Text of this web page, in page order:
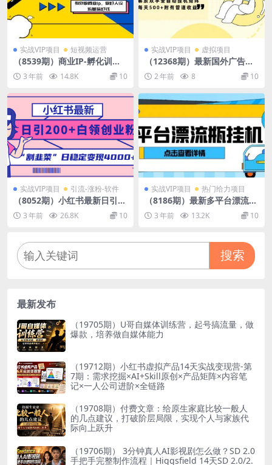
实战VIP项目 短视频运营
（8539期）商业IP-孵化训练
营新版，教你做商业Ip，做好
人设，流量搞好钱
3 年前 14.8K 10
实战VIP项目 虚拟项目
（12368期）最新国外广告联
盟解放双手全自动挂机矩阵每
天500+附有管道收益
2 年前 8 10
实战VIP项目 引流-涨粉-软件
（8052期）小红书最新日引20
0+创业粉”割韭菜“日稳定变现
4000+实操教程！
3 年前 26.8K 10
实战VIP项目 热门给力项目
（8186期）最新多平台漂流瓶
聊天平台全自动挂机玩法，单
窗口日收益30-50+【挂机脚…
3 年前 13.2K 10
搜索
最新发布
（19705期）U哥自媒体训练营，起号搞流量，做
爆款，培养做自媒体能力
（19712期）小红书虚拟产品14天实战变现营-第
7期：需求挖掘×AI+Skill原创×产品矩阵×内容笔
记×一人公司进阶×全链路
（19708期）付费文章：给原生家庭比较一般人
的几点建议，打破阶层局限，实现个人与家族代
际向上跃升
（19706期） 3分钟真人AI影视剧怎么做？SD 2.0
手把手完整制作流程｜Higgsfield 14天SD 2.0/2.